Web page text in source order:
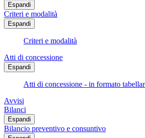
Espandi
Criteri e modalità
Espandi
Criteri e modalità
Atti di concessione
Espandi
Atti di concessione - in formato
Avvisi
Bilanci
Espandi
Bilancio preventivo e consuntivo